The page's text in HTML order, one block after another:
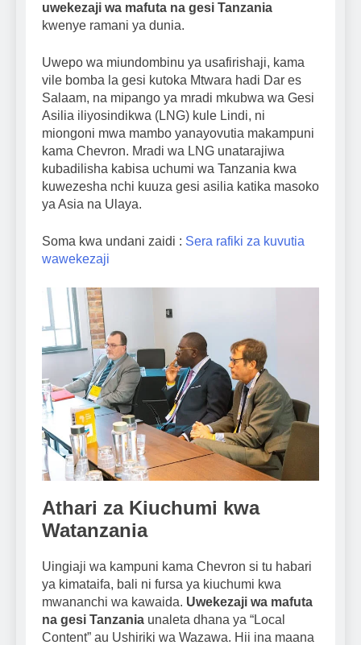
uwekezaji wa mafuta na gesi Tanzania
kwenye ramani ya dunia.
Uwepo wa miundombinu ya usafirishaji, kama
vile bomba la gesi kutoka Mtwara hadi Dar es
Salaam, na mipango ya mradi mkubwa wa Gesi
Asilia iliyosindikwa (LNG) kule Lindi, ni
miongoni mwa mambo yanayovutia makampuni
kama Chevron. Mradi wa LNG unatarajiwa
kubadilisha kabisa uchumi wa Tanzania kwa
kuwezesha nchi kuuza gesi asilia katika masoko
ya Asia na Ulaya.
Soma kwa undani zaidi : Sera rafiki za kuvutia
wawekezaji
Athari za Kiuchumi kwa
Watanzania
Uingiaji wa kampuni kama Chevron si tu habari
ya kimataifa, bali ni fursa ya kiuchumi kwa
mwananchi wa kawaida. Uwekezaji wa mafuta
na gesi Tanzania unaleta dhana ya “Local
Content” au Ushiriki wa Wazawa. Hii ina maana